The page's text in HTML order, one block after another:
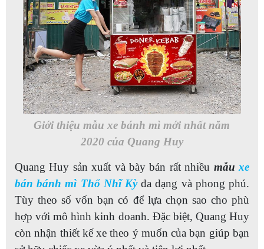
Giới thiệu mẫu xe bánh mì mới nhất năm
2020 của Quang Huy
Quang Huy sản xuất và bày bán rất nhiều mẫuxe
bán bánh mì Thổ Nhĩ Kỳđa dạng và phong phú.
Tùy theo số vốn bạn có để lựa chọn sao cho phù
hợp với mô hình kinh doanh. Đặc biệt, Quang Huy
còn nhận thiết kế xe theo ý muốn của bạn giúp bạn